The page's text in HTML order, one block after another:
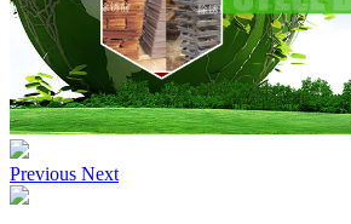
Previous Next